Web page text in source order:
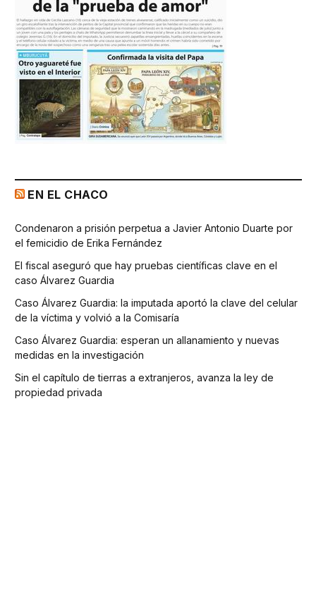
EN EL CHACO
Condenaron a prisión perpetua a Javier Antonio Duarte por
el femicidio de Erika Fernández
El fiscal aseguró que hay pruebas científicas clave en el
caso Álvarez Guardia
Caso Álvarez Guardia: la imputada aportó la clave del celular
de la víctima y volvió a la Comisaría
Caso Álvarez Guardia: esperan un allanamiento y nuevas
medidas en la investigación
Sin el capítulo de tierras a extranjeros, avanza la ley de
propiedad privada